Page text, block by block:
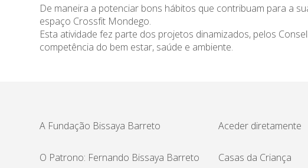
De maneira a potenciar bons hábitos que contribuam para a
espaço Crossfit Mondego.
Esta atividade fez parte dos projetos dinamizados, pelos
competência do bem estar, saúde e ambiente.
A Fundação Bissaya Barreto
O Patrono: Fernando Bissaya Barreto
Aceder diretamente
Casas da Criança